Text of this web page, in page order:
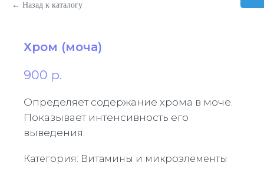
← Назад к каталогу
Хром (моча)
900 р.
Определяет содержание хрома в моче.
Показывает интенсивность его
выведения.
Категория: Витамины и микроэлементы